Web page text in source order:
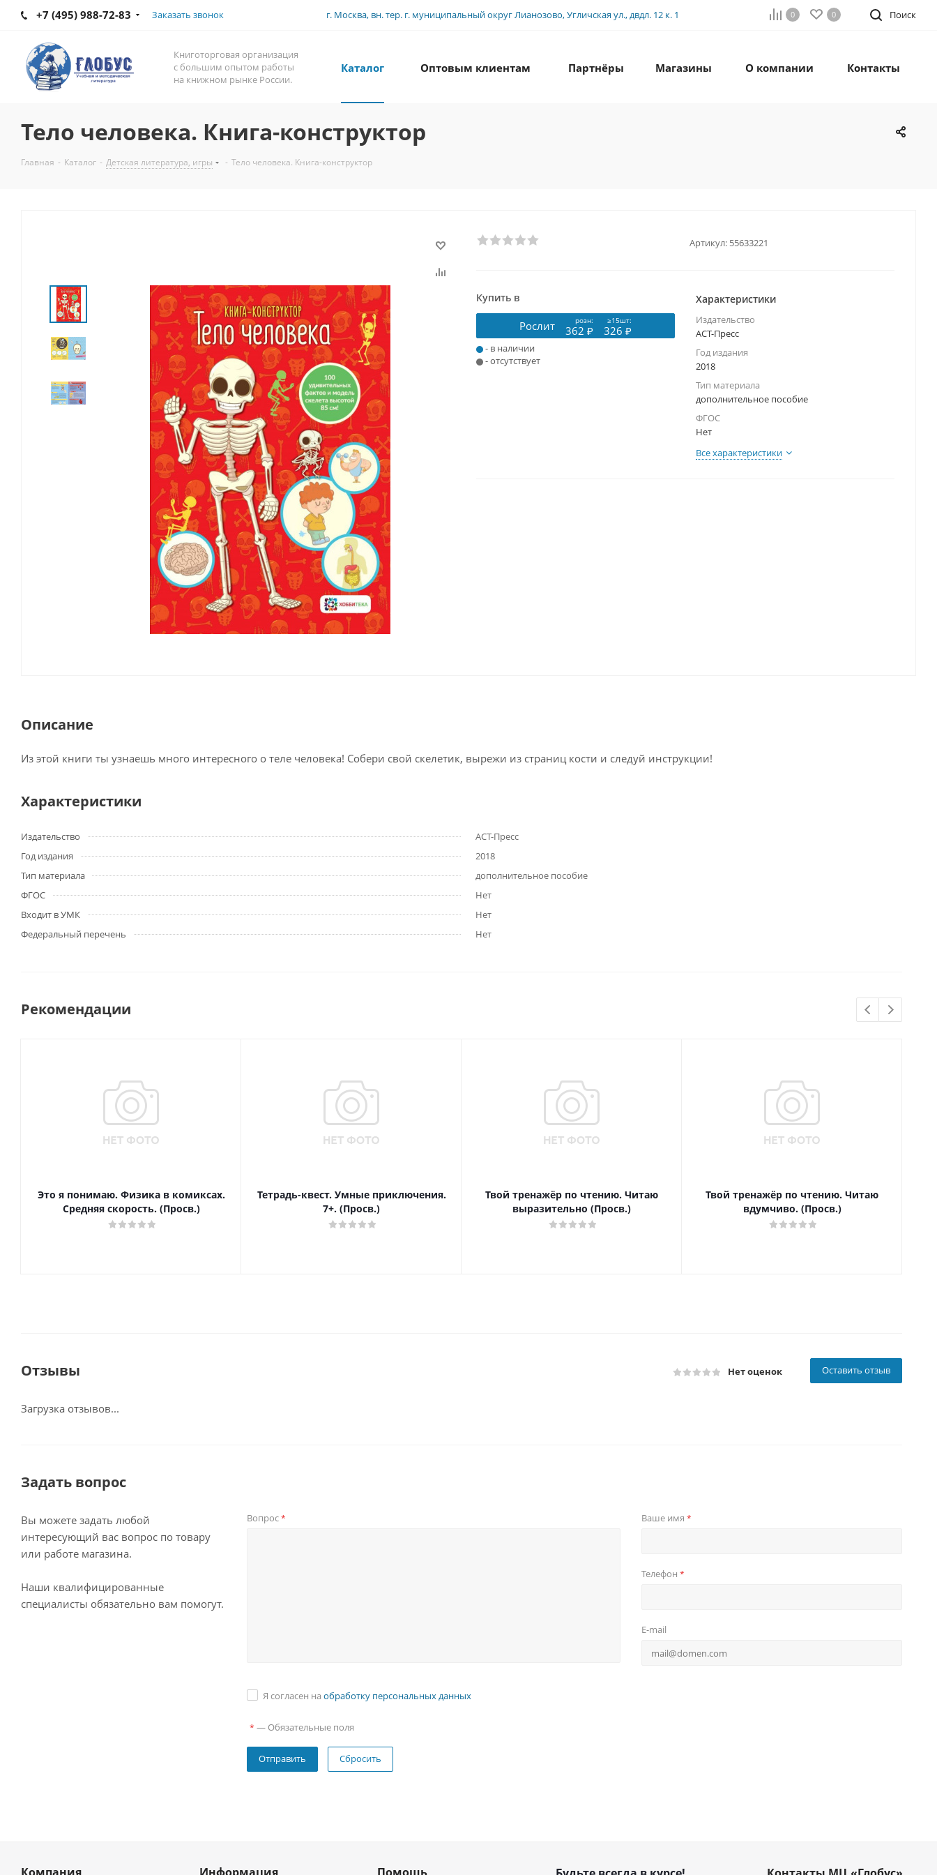
+7 (495) 988-72-83 Заказать звонок г. Москва, вн. тер. г. муниципальный округ Лианозово, Угличская ул., двдл. 12 к. 1 Поиск
0 0
Книготорговая организация
с большим опытом работы
на книжном рынке России.
Каталог Оптовым клиентам Партнёры Магазины О компании Контакты
Тело человека. Книга-конструктор
Главная - Каталог - Детская литература, игры - Тело человека. Книга-конструктор
Артикул: 55633221
Купить в
Рослит розн: ≥15шт:
362 ₽ 326 ₽
- в наличии
- отсутствует
Характеристики
Издательство
АСТ-Пресс
Год издания
2018
Тип материала
дополнительное пособие
ФГОС
Нет
Все характеристики
Описание
Из этой книги ты узнаешь много интересного о теле человека! Собери свой скелетик, вырежи из страниц кости и следуй инструкции!
Характеристики
Издательство
АСТ-Пресс
Год издания
2018
Тип материала
дополнительное пособие
ФГОС
Нет
Входит в УМК
Нет
Федеральный перечень
Нет
Рекомендации
Это я понимаю. Физика в комиксах.
Средняя скорость. (Просв.)
Тетрадь-квест. Умные приключения.
7+. (Просв.)
Твой тренажёр по чтению. Читаю
выразительно (Просв.)
Твой тренажёр по чтению. Читаю
вдумчиво. (Просв.)
Отзывы Нет оценок Оставить отзыв
Загрузка отзывов...
Задать вопрос
Вы можете задать любой
интересующий вас вопрос по товару
или работе магазина.
Наши квалифицированные
специалисты обязательно вам помогут.
Вопрос* Ваше имя *
Телефон *
E-mail
Я согласен на обработку персональных данных
* — Обязательные поля
Сбросить